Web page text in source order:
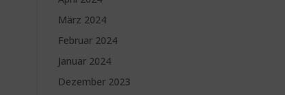
März 2024
Februar 2024
Januar 2024
Dezember 2023